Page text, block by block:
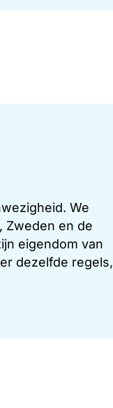
We
Zweden en de
eigendom van
dezelfde regels,